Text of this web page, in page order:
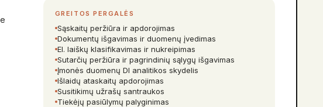
GREITOS PERGALĖS
Sąskaitų peržiūra ir apdorojimas
Dokumentų išgavimas ir duomenų įvedimas
El. laiškų klasifikavimas ir nukreipimas
Sutarčių peržiūra ir pagrindinių sąlygų išgavimas
Įmonės duomenų DI analitikos skydelis
Išlaidų ataskaitų apdorojimas
Susitikimų užrašų santraukos
Tiekėjų pasiūlymų palyginimas